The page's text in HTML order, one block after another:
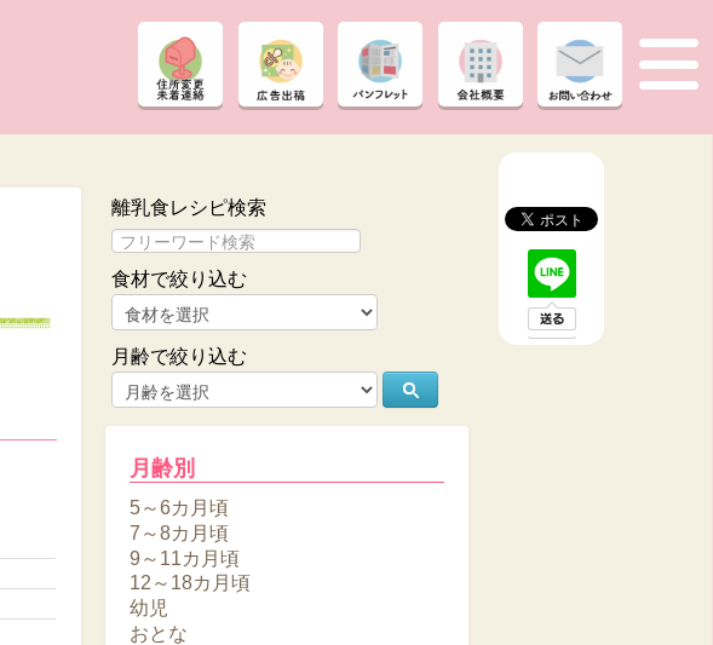
離乳食レシピ検索
食材で絞り込む
月齢で絞り込む
月齢別
5～6カ月頃
7～8カ月頃
9～11カ月頃
12～18カ月頃
幼児
おとな